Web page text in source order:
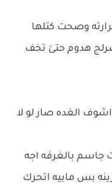
وصحت كتلها
هدوم حتئ تخف
الغده صار لو لا
بالغرفه اجه
بس مابيه اتحرك